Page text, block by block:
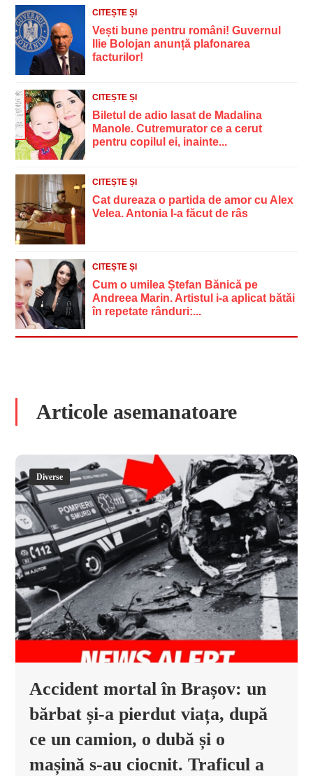
CITEȘTE ȘI
Vești bune pentru români! Guvernul
Ilie Bolojan anunță plafonarea
facturilor!
CITEȘTE ȘI
Biletul de adio lasat de Madalina
Manole. Cutremurator ce a cerut
pentru copilul ei, inainte...
CITEȘTE ȘI
Cat dureaza o partida de amor cu Alex
Velea. Antonia l-a făcut de râs
CITEȘTE ȘI
Cum o umilea Ștefan Bănică pe
Andreea Marin. Artistul i-a aplicat bătăi
în repetate rânduri:...
Articole asemanatoare
Diverse
Accident mortal în Brașov: un
bărbat și-a pierdut viața, după
ce un camion, o dubă și o
mașină s-au ciocnit. Traficul a